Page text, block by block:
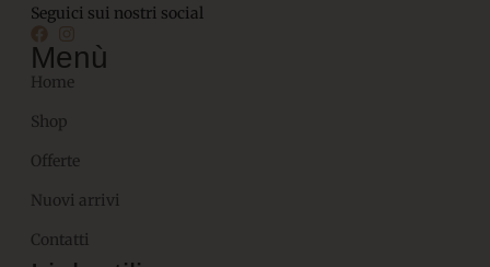
Seguici sui nostri social
Menù
Home
Shop
Offerte
Nuovi arrivi
Contatti